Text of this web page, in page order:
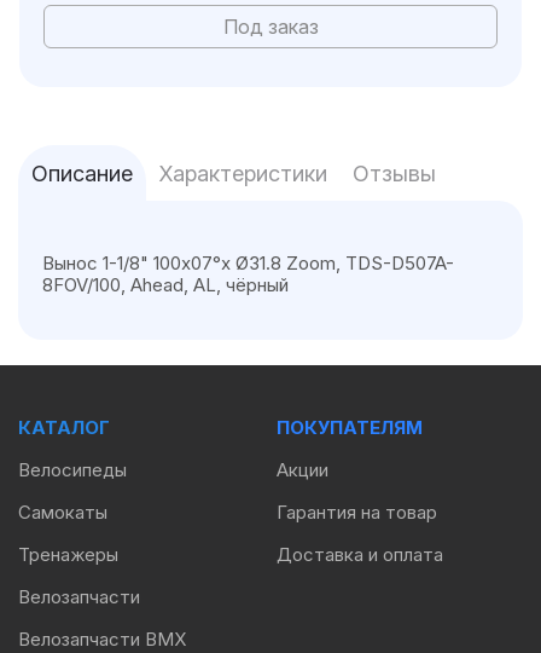
Под заказ
Описание Характеристики Отзывы
Вынос 1-1/8" 100х07°х Ø31.8 Zoom, TDS-D507A-
8FOV/100, Ahead, AL, чёрный
КАТАЛОГ
Велосипеды
Самокаты
Тренажеры
Велозапчасти
Велозапчасти BMX
ПОКУПАТЕЛЯМ
Акции
Гарантия на товар
Доставка и оплата